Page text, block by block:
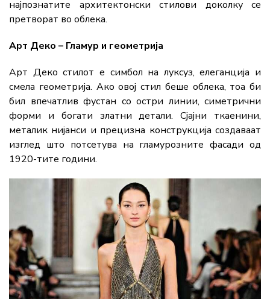
најпознатите архитектонски стилови доколку се
претворат во облека.
Арт Деко – Гламур и геометрија
Арт Деко стилот е симбол на луксуз, елеганција и
смела геометрија. Ако овој стил беше облека, тоа би
бил впечатлив фустан со остри линии, симетрични
форми и богати златни детали. Сјајни ткаенини,
металик нијанси и прецизна конструкција создаваат
изглед што потсетува на гламурозните фасади од
1920-тите години.